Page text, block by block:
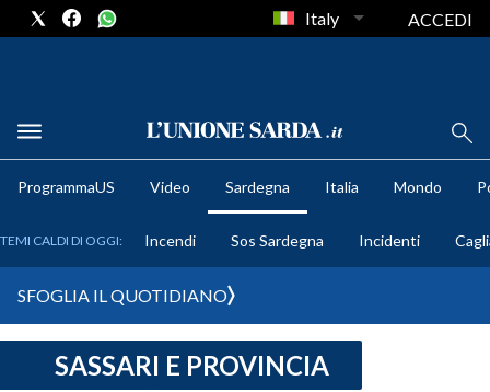
METEO
CRONACA SARDEGNA
Italy ACCEDI
ProgrammaUS Video Sardegna Italia Mondo
TEMI CALDI DI OGGI: Incendi Sos Sardegna Incidenti
SFOGLIA IL QUOTIDIANO
SASSARI E PROVINCIA